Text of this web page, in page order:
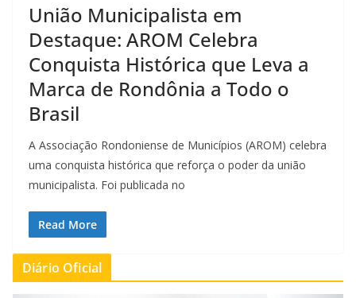
União Municipalista em
Destaque: AROM Celebra
Conquista Histórica que Leva a
Marca de Rondônia a Todo o
Brasil
A Associação Rondoniense de Municípios (AROM) celebra
uma conquista histórica que reforça o poder da união
municipalista. Foi publicada no
Read More
Diário Oficial